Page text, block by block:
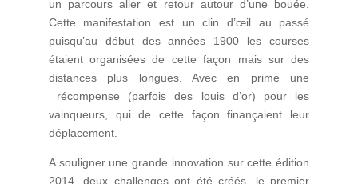
un parcours aller et retour autour d’une bouée.
Cette manifestation est un clin d’œil au passé
puisqu’au début des années 1900 les courses
étaient organisées de cette façon mais sur des
distances plus longues. Avec en prime une
récompense (parfois des louis d’or) pour les
vainqueurs, qui de cette façon finançaient leur
déplacement.
A souligner une grande innovation sur cette édition
2014, deux challenges ont été créés, le premier